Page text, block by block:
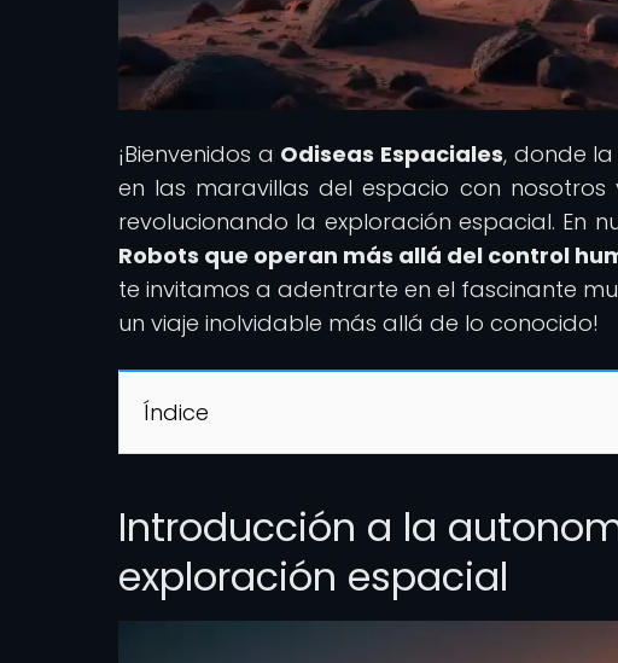
¡Bienvenidos a Odiseas Espaciales, donde
en las maravillas del espacio con
revolucionando la exploración espacial. En
Robots que operan más allá del control
te invitamos a adentrarte en el fascinante
un viaje inolvidable más allá de lo conocido!
Índice
Introducción a la
exploración espacial